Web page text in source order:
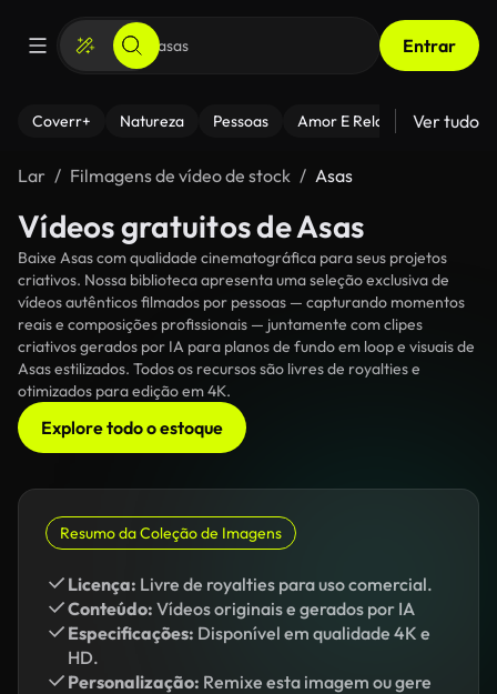
Entrar
Coverr+ Natureza Pessoas Amor E Relacionamentos
Ver tudo
Lar Filmagens de vídeo de stock Asas
Vídeos gratuitos de Asas
Baixe Asas com qualidade cinematográfica para seus projetos
criativos. Nossa biblioteca apresenta uma seleção exclusiva de
vídeos autênticos filmados por pessoas — capturando momentos
reais e composições profissionais — juntamente com clipes
criativos gerados por IA para planos de fundo em loop e visuais de
Asas estilizados. Todos os recursos são livres de royalties e
otimizados para edição em 4K.
Explore todo o estoque
Resumo da Coleção de Imagens
Licença: Livre de royalties para uso comercial.
Conteúdo: Vídeos originais e gerados por IA
Especificações: Disponível em qualidade 4K e
HD.
Personalização: Remixe esta imagem ou gere